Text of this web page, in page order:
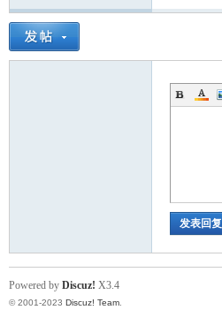
乐
发表回复
Powered by Discuz! X3.4
© 2001-2023 Discuz! Team